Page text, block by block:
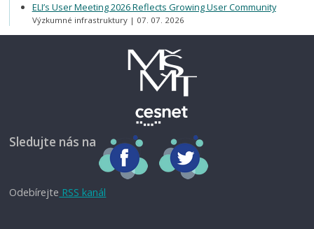
ELI’s User Meeting 2026 Reflects Growing User Community
Výzkumné infrastruktury 07. 07. 2026
Sledujte nás na
Odebírejte RSS kanál